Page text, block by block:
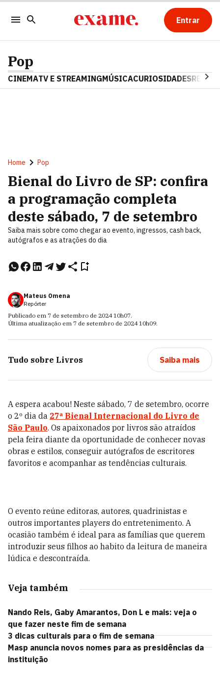
Entrar
Pop
CINEMATV E STREAMINGMÚSICACURIOSIDADES
Home Pop
Bienal do Livro de SP: confira
a programação completa
deste sábado, 7 de setembro
Saiba mais sobre como chegar ao evento, ingressos, cash back,
autógrafos e as atrações do dia
Mateus Omena
Repórter
Publicado em 7 de setembro de 2024 10h07.
Última atualização em 7 de setembro de 2024 10h09.
Tudo sobre Livros Saiba mais
A espera acabou! Neste sábado, 7 de setembro, ocorre
o 2º dia da 27ª Bienal Internacional do Livro de
São Paulo. Os apaixonados por livros são atraídos
pela feira diante da oportunidade de conhecer novas
obras e estilos, conseguir autógrafos de escritores
favoritos e acompanhar as tendências culturais.
O evento reúne editoras, autores, quadrinistas e
outros importantes players do entretenimento. A
ocasião também é ideal para as famílias que querem
introduzir seus filhos ao habito da leitura de maneira
lúdica e descontraída.
Veja também
Nando Reis, Gaby Amarantos, Don L e mais: veja o
que fazer neste fim de semana
3 dicas culturais para o fim de semana
Masp anuncia novos nomes para as presidências da
instituição